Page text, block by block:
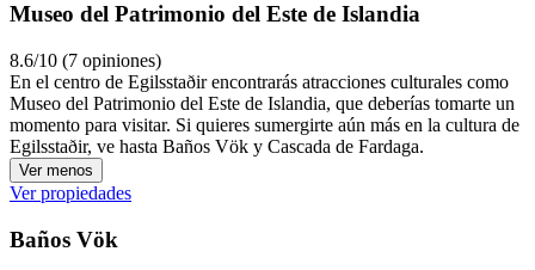
Museo del Patrimonio del Este de Islandia
8.6/10 (7 opiniones)
En el centro de Egilsstaðir encontrarás atracciones culturales como
Museo del Patrimonio del Este de Islandia, que deberías tomarte un
momento para visitar. Si quieres sumergirte aún más en la cultura de
Egilsstaðir, ve hasta Baños Vök y Cascada de Fardaga.
Ver menos
Ver propiedades
Baños Vök